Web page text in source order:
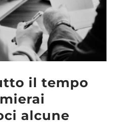
il tempo
alcune